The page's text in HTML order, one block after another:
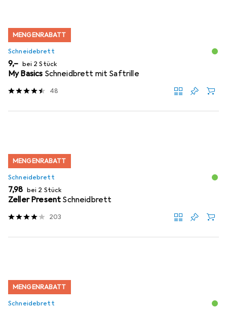
MENGENRABATT
Schneidebrett
EUR
9,– bei 2 Stück
My Basics Schneidbrett mit Saftrille
48
MENGENRABATT
Schneidebrett
EUR
7,98 bei 2 Stück
Zeller Present Schneidbrett
203
MENGENRABATT
Schneidebrett